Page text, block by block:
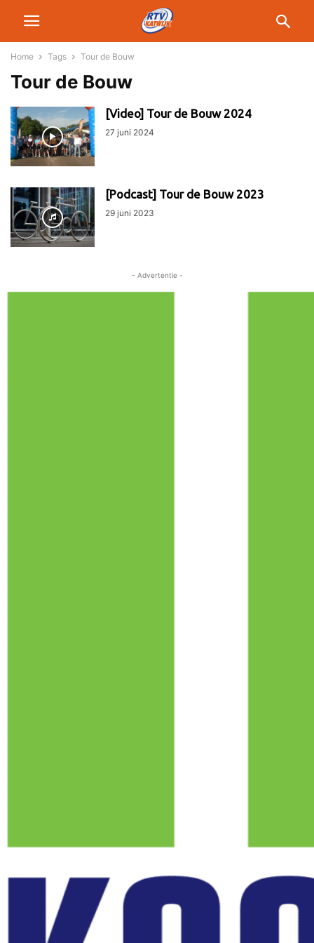
Home Tags Tour de Bouw
Tour de Bouw
[Video] Tour de Bouw 2024
27 juni 2024
[Podcast] Tour de Bouw 2023
29 juni 2023
- Advertentie -